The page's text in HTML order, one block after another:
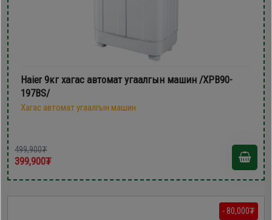
Haier 9кг хагас автомат угаалгын машин /XPB90-
197BS/
Хагас автомат угаалгын машин
499,900₮
399,900₮
- 80,000₮